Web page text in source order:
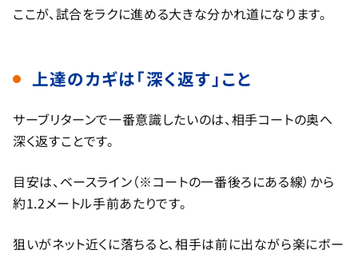
ここが、試合をラクに進める大きな分かれ道になります。
上達のカギは「深く返す」こと
サーブリターンで一番意識したいのは、相手コートの奥へ
深く返すことです。
目安は、ベースライン（※コートの一番後ろにある線）から
約1.2メートル手前あたりです。
狙いがネット近くに落ちると、相手は前に出ながら楽にボー